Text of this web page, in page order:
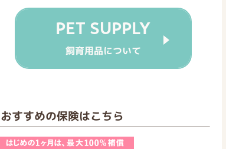
PET SUPPLY
飼育用品について
おすすめの保険はこちら